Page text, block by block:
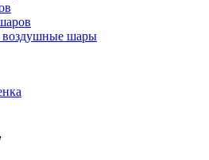
шары